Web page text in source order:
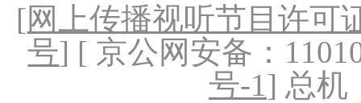
[网上传播视听节目许可
号] [ 京公网安备：
号-1] 总机